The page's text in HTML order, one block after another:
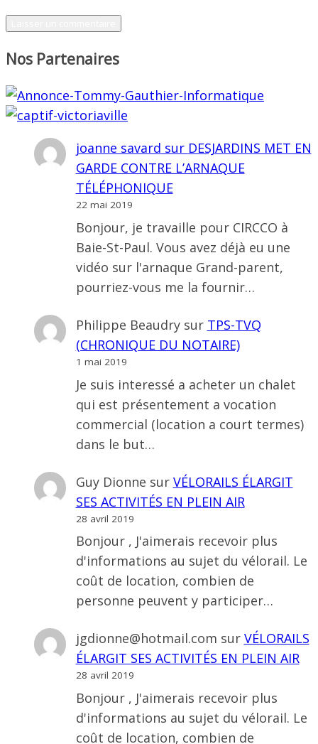
Nos Partenaires
joanne savard sur DESJARDINS MET EN
GARDE CONTRE L’ARNAQUE
TÉLÉPHONIQUE
22 mai 2019
Bonjour, je travaille pour CIRCCO à
Baie-St-Paul. Vous avez déjà eu une
vidéo sur l'arnaque Grand-parent,
pourriez-vous me la fournir…
Philippe Beaudrysur TPS-TVQ
(CHRONIQUE DU NOTAIRE)
1 mai 2019
Je suis interessé a acheter un chalet
qui est présentement a vocation
commercial (location a court termes)
dans le but…
Guy Dionne sur VÉLORAILS ÉLARGIT
SES ACTIVITÉS EN PLEIN AIR
28 avril 2019
Bonjour , J'aimerais recevoir plus
d'informations au sujet du vélorail. Le
coût de location, combien de
personne peuvent y participer…
jgdionne@hotmail.com sur VÉLORAILS
ÉLARGIT SES ACTIVITÉS EN PLEIN AIR
28 avril 2019
Bonjour , J'aimerais recevoir plus
d'informations au sujet du vélorail. Le
coût de location, combien de